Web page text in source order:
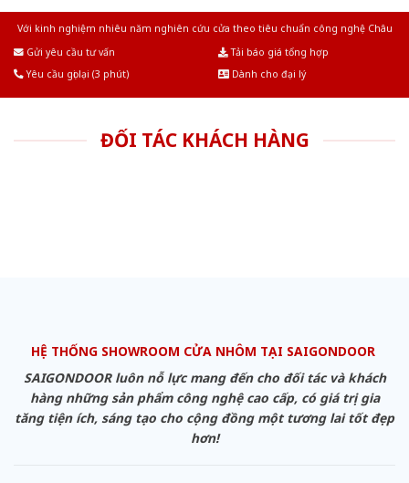
Với kinh nghiệm nhiêu năm nghiên cứu cửa theo tiêu chuẩn công nghệ Châu
Gửi yêu cầu tư vấn
Tải báo giá tổng hợp
Yêu cầu gọi lại (3 phút)
Dành cho đại lý
ĐỐI TÁC KHÁCH HÀNG
HỆ THỐNG SHOWROOM CỬA NHÔM TẠI SAIGONDOOR
SAIGONDOOR luôn nỗ lực mang đến cho đối tác và khách
hàng những sản phẩm công nghệ cao cấp, có giá trị gia
tăng tiện ích, sáng tạo cho cộng đồng một tương lai tốt đẹp
hơn!